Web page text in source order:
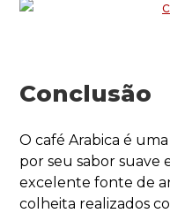
Conclusão
O café Arabica é
por seu sabor suave
excelente fonte de
colheita realizados